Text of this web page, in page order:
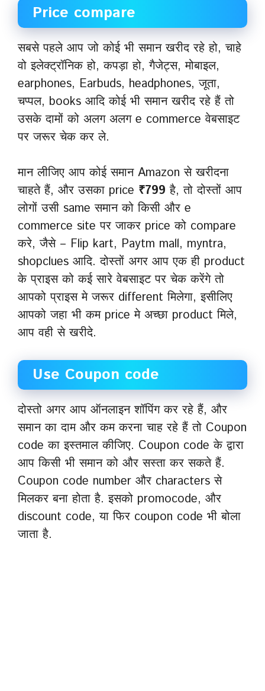
Price compare
सबसे पहले आप जो कोई भी समान खरीद रहे हो, चाहे
वो इलेक्ट्रॉनिक हो, कपड़ा हो, गैजेट्स, मोबाइल,
earphones, Earbuds, headphones, जूता,
चप्पल, books आदि कोई भी समान खरीद रहे हैं तो
उसके दामों को अलग अलग e commerce वेबसाइट
पर जरूर चेक कर ले.
मान लीजिए आप कोई समान Amazon से खरीदना
चाहते हैं, और उसका price ₹799 है, तो दोस्तों आप
लोगों उसी same समान को किसी और e
commerce site पर जाकर price को compare
करे, जैसे – Flip kart, Paytm mall, myntra,
shopclues आदि. दोस्तों अगर आप एक ही product
के प्राइस को कई सारे वेबसाइट पर चेक करेंगे तो
आपको प्राइस मे जरूर different मिलेगा, इसीलिए
आपको जहा भी कम price मे अच्छा product मिले,
आप वही से खरीदे.
Use Coupon code
दोस्तो अगर आप ऑनलाइन शॉपिंग कर रहे हैं, और
समान का दाम और कम करना चाह रहे हैं तो Coupon
code का इस्तमाल कीजिए. Coupon code के द्वारा
आप किसी भी समान को और सस्ता कर सकते हैं.
Coupon code number और characters से
मिलकर बना होता है. इसको promocode, और
discount code, या फिर coupon code भी बोला
जाता है.